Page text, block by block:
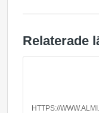
Relaterade
HTTPS://